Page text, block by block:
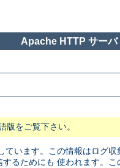
Apache HTTP サーバ
をご覧下さい。
います。この情報はログ
るためにも 使われます。